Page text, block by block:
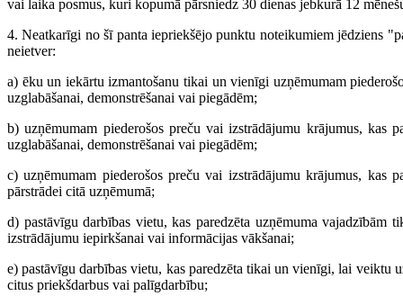
vai laika posmus, kuri kopumā pārsniedz 30 dienas jebkurā 12
4. Neatkarīgi no šī panta iepriekšējo punktu noteikumiem jēdziens
neietver:
a) ēku un iekārtu izmantošanu tikai un vienīgi uzņēmumam
uzglabāšanai, demonstrēšanai vai piegādēm;
b) uzņēmumam piederošos preču vai izstrādājumu krājumus, kas
uzglabāšanai, demonstrēšanai vai piegādēm;
c) uzņēmumam piederošos preču vai izstrādājumu krājumus, kas
pārstrādei citā uzņēmumā;
d) pastāvīgu darbības vietu, kas paredzēta uzņēmuma vajadzībām
izstrādājumu iepirkšanai vai informācijas vākšanai;
e) pastāvīgu darbības vietu, kas paredzēta tikai un vienīgi, lai veiktu
citus priekšdarbus vai palīgdarbību;